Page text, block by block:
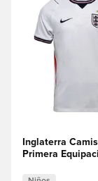
Inglaterra
Primera